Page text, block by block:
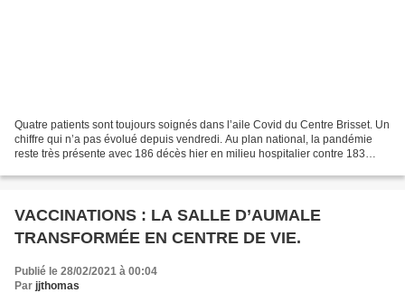
Quatre patients sont toujours soignés dans l’aile Covid du Centre Brisset. Un
chiffre qui n’a pas évolué depuis vendredi. Au plan national, la pandémie
reste très présente avec 186 décès hier en milieu hospitalier contre 183
VACCINATIONS : LA SALLE D’AUMALE
TRANSFORMÉE EN CENTRE DE VIE.
Publié le 28/02/2021 à 00:04
Par jjthomas